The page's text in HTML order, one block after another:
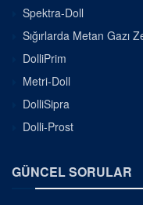
Spektra-Doll
Sığırlarda Metan Gazı
DolliPrim
Metri-Doll
DolliSipra
Dolli-Prost
GÜNCEL SORULAR